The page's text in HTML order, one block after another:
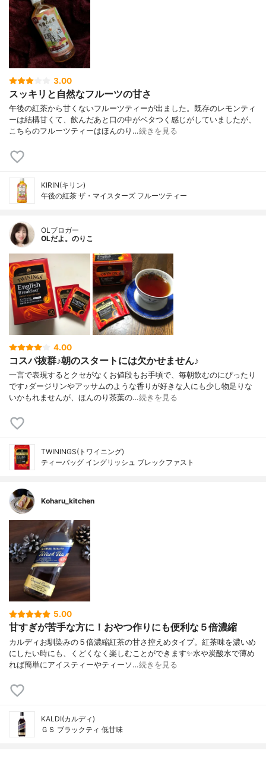
3.00
スッキリと自然なフルーツの甘さ
午後の紅茶から甘くないフルーツティーが出ました。既存のレモンティ
ーは結構甘くて、飲んだあと口の中がベタつく感じがしていましたが、
こちらのフルーツティーはほんのり…続きを見る
KIRIN(キリン)
午後の紅茶 ザ・マイスターズ フルーツティー
OLブロガー
OLだよ。のりこ
4.00
コスパ抜群♪朝のスタートには欠かせません♪
一言で表現するとクセがなくお値段もお手頃で、毎朝飲むのにぴったり
です♪ダージリンやアッサムのような香りが好きな人にも少し物足りな
いかもれませんが、ほんのり茶葉の…続きを見る
TWININGS(トワイニング)
ティーバッグ イングリッシュ ブレックファスト
Koharu_kitchen
5.00
甘すぎが苦手な方に！おやつ作りにも便利な５倍濃縮
カルディお馴染みの５倍濃縮紅茶の甘さ控えめタイプ。紅茶味を濃いめ
にしたい時にも、くどくなく楽しむことができます✨水や炭酸水で薄め
れば簡単にアイスティーやティーソ…続きを見る
KALDI(カルディ)
ＧＳ ブラックティ 低甘味